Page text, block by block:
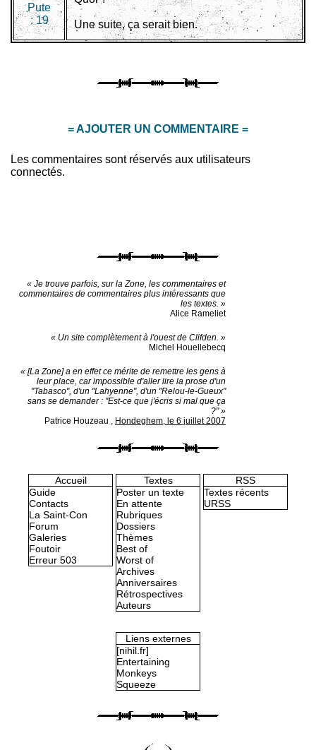
Pute
:19 Une suite, ça serait bien.
= AJOUTER UN COMMENTAIRE =
Les commentaires sont réservés aux utilisateurs
connectés.
« Je trouve parfois, sur la Zone, les commentaires et
commentaires de commentaires plus intéressants que
les textes. »
Alice Rameliet
« Un site complètement à l'ouest de Clifden. »
Michel Houellebecq
« [La Zone] a en effet ce mérite de remettre les gens à
leur place, car impossible d'aller lire la prose d'un
"Tabasco", d'un "Lahyenne", d'un "Relou-le-Gueux"
sans se demander : "Est-ce que j'écris si mal que ça
?" »
Patrice Houzeau , Hondeghem, le 6 juillet 2007
Accueil
Guide
Contacts
La Saint-Con
Forum
Galeries
Foutoir
Erreur 503
Textes
Poster un texte
En attente
Rubriques
Dossiers
Thèmes
Best of
Worst of
Archives
Anniversaires
Rétrospectives
Auteurs
RSS
Textes récents
URSS
Liens externes
[nihil.fr]
Entertaining
Monkeys
Squeeze